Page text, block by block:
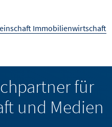
Immobilienwirtschaft
für
und Medien